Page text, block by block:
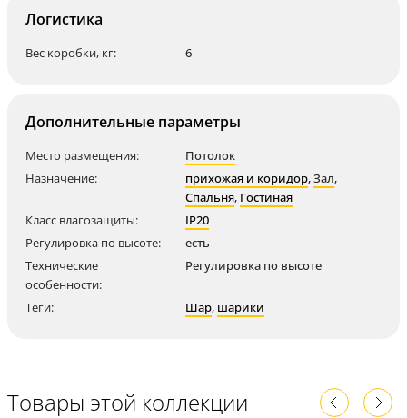
Логистика
Вес коробки, кг: 6
Дополнительные параметры
Место размещения:
Потолок
Назначение:
прихожая и коридор,Зал,
Спальня, Гостиная
Класс влагозащиты:
IP20
Регулировка по высоте:
есть
Технические
особенности:
Регулировка по высоте
Теги: Шар, шарики
Товары этой коллекции